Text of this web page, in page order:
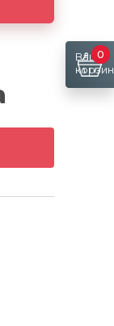
Ваша
0